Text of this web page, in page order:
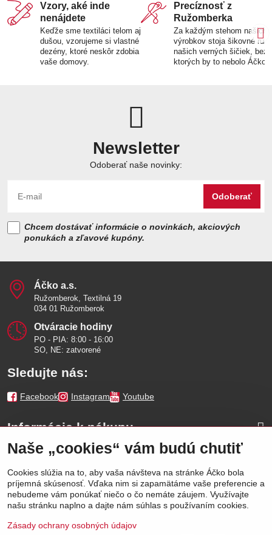
Vzory, aké inde
nenájdete
Keďže sme textiláci telom aj
dušou, vzorujeme si vlastné
dezény, ktoré neskôr zdobia
vaše domovy.
Precíznosť z
Ružomberka
Za každým stehom našich
výrobkov stoja šikovné ruky
našich verných šičiek, bez
ktorých by to nebolo Áčko.
Newsletter
Odoberať naše novinky:
Odoberať
Chcem dostávať informácie o novinkách, akciových
ponukách a zľavové kupóny.
Áčko a​.s​.
Ružomberok, Textilná 19
034 01 Ružomberok
Otváracie hodiny
PO - PIA: 8:00 - 16:00
SO, NE: zatvorené
Sledujte nás:
Facebook Instagram Youtube
Informácie k nákupu
Naše značky
Výhody
Naše „cookies“ vám budú chutiť
Cookies slúžia na to, aby vaša návšteva na stránke Áčko bola
príjemná skúsenosť. Vďaka nim si zapamätáme vaše preferencie a
nebudeme vám ponúkať niečo o čo nemáte záujem. Využívajte
našu stránku naplno a dajte nám súhlas s používaním cookies.
Zásady ochrany osobných údajov